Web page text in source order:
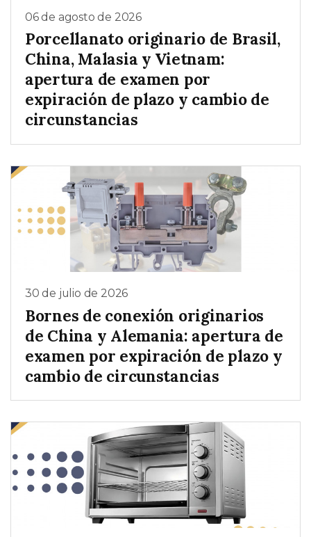
06 de agosto de 2026
Porcellanato originario de Brasil,
China, Malasia y Vietnam:
apertura de examen por
expiración de plazo y cambio de
circunstancias
30 de julio de 2026
Bornes de conexión originarios
de China y Alemania: apertura de
examen por expiración de plazo y
cambio de circunstancias